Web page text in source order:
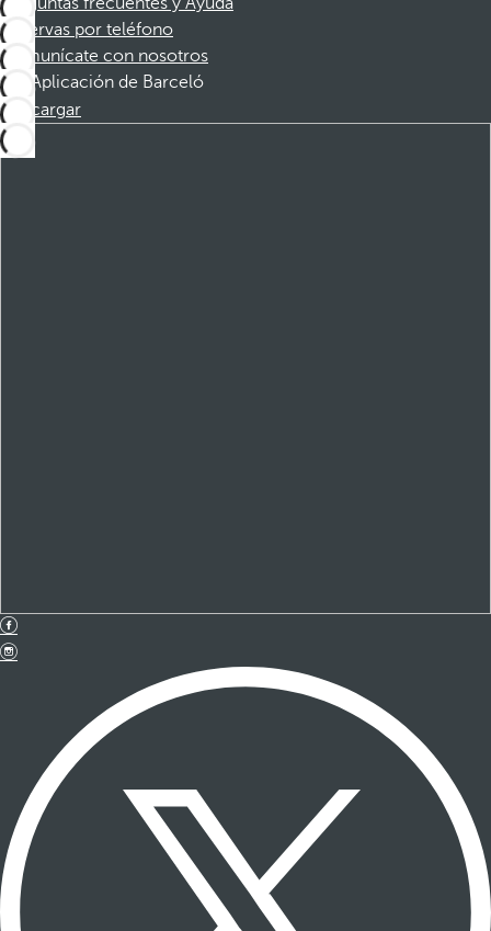
Reservas por teléfono
Comunícate con nosotros
Aplicación de Barceló
Descargar